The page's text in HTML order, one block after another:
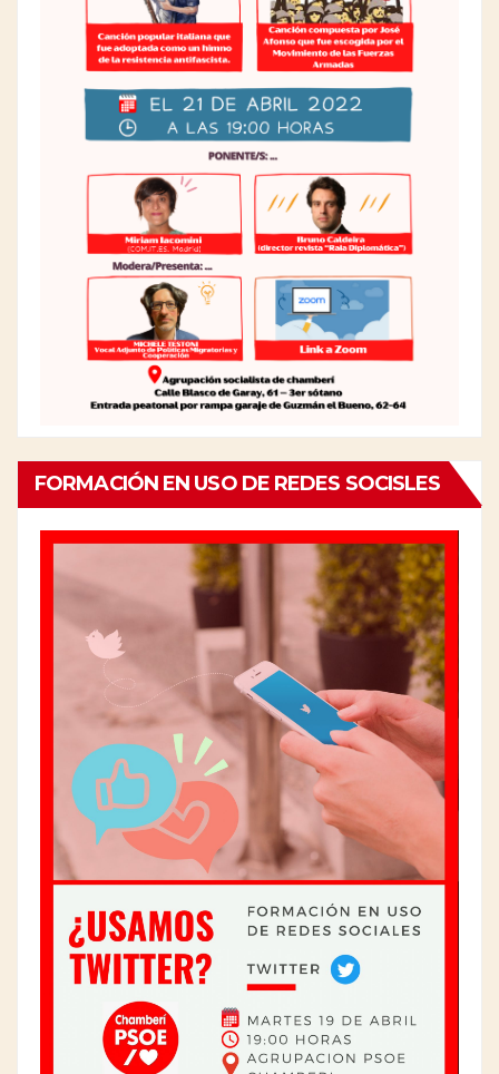
FORMACIÓN EN USO DE REDES SOCISLES